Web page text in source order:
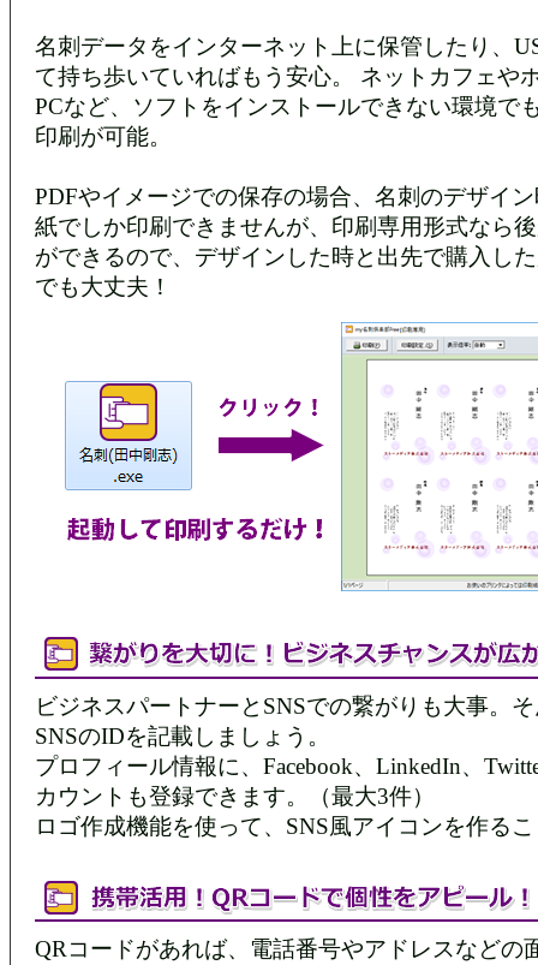
名刺データをインターネット上に保管したり、
て持ち歩いていればもう安心。 ネットカフェや
PCなど、ソフトをインストールできない環境で
印刷が可能。
PDFやイメージでの保存の場合、名刺のデザイ
紙でしか印刷できませんが、印刷専用形式なら
ができるので、デザインした時と出先で購入し
でも大丈夫！
ビジネスパートナーとSNSでの繋がりも大事。
SNSのIDを記載しましょう。
プロフィール情報に、Facebook、LinkedIn、
カウントも登録できます。（最大3件）
ロゴ作成機能を使って、SNS風アイコンを作る
QRコードがあれば、電話番号やアドレスなどの